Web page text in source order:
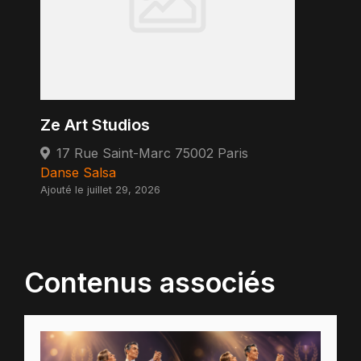
Ze Art Studios
17 Rue Saint-Marc 75002 Paris
Danse Salsa
Ajouté le juillet 29, 2026
Contenus associés